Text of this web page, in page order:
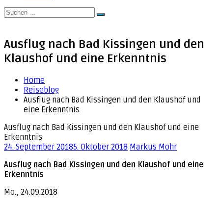
Suche
Suchen
Ausflug nach Bad Kissingen und den
Klaushof und eine Erkenntnis
Home
Reiseblog
Ausflug nach Bad Kissingen und den Klaushof und
eine Erkenntnis
Ausflug nach Bad Kissingen und den Klaushof und eine
Erkenntnis
24. September 20185. Oktober 2018 Markus Mohr
Ausflug nach Bad Kissingen und den Klaushof und eine
Erkenntnis
Mo., 24.09.2018